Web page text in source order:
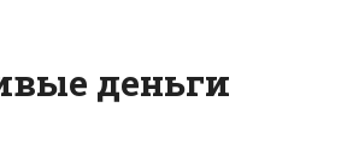
деньги